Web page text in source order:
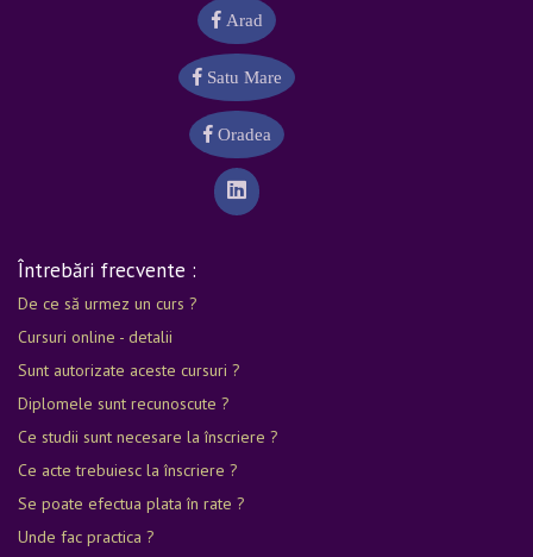
Arad
Satu Mare
Oradea
Întrebări frecvente :
De ce să urmez un curs ?
Cursuri online - detalii
Sunt autorizate aceste cursuri ?
Diplomele sunt recunoscute ?
Ce studii sunt necesare la înscriere ?
Ce acte trebuiesc la înscriere ?
Se poate efectua plata în rate ?
Unde fac practica ?